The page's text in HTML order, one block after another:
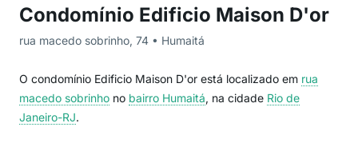
Condomínio Edificio Maison D'or
rua macedo sobrinho, 74 • Humaitá
O condomínio Edificio Maison D'or está localizado em rua
macedo sobrinho no bairro Humaitá, na cidade Rio de
Janeiro-RJ.